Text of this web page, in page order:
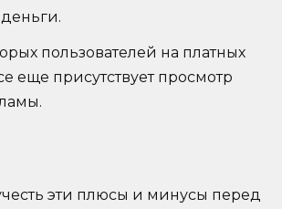
пользователей на платных
еще присутствует просмотр
эти плюсы и минусы перед